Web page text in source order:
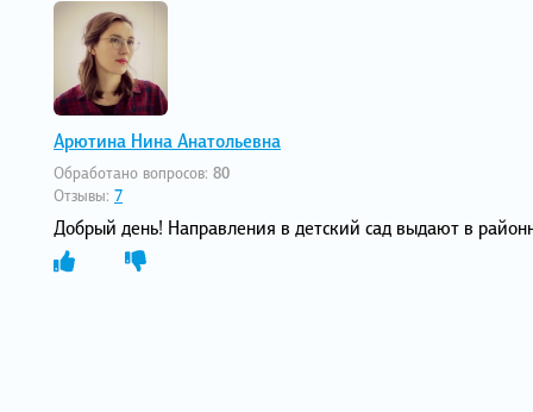
Арютина Нина Анатольевна
Обработано вопросов: 80
Отзывы: 7
Добрый день! Направления в детский сад выдают в